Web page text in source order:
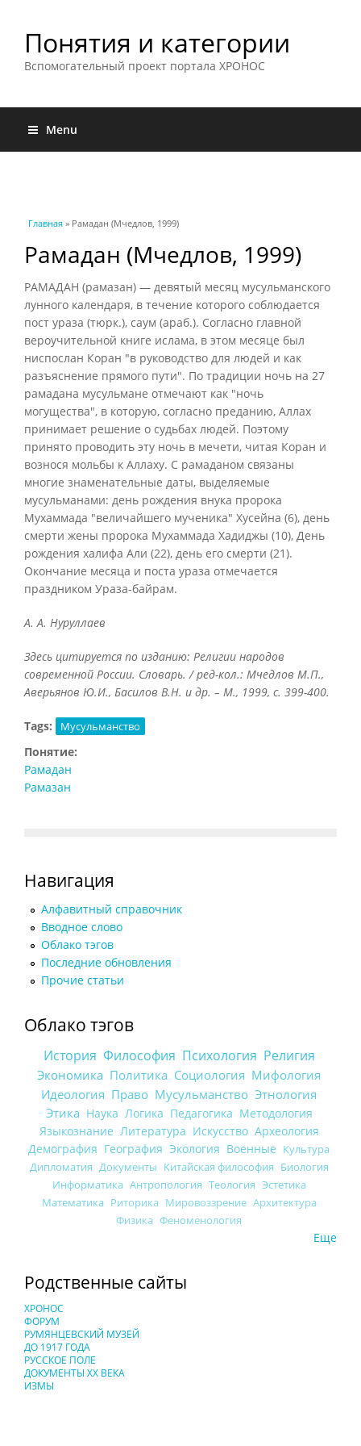
Понятия и категории
Вспомогательный проект портала ХРОНОС
Menu
Вы здесь
Главная » Рамадан (Мчедлов, 1999)
Рамадан (Мчедлов, 1999)
РАМАДАН (рамазан) — девятый месяц мусульманского
лунного календаря, в течение которого соблюдается
пост ураза (тюрк.), саум (араб.). Согласно главной
вероучительной книге ислама, в этом месяце был
ниспослан Коран "в руководство для людей и как
разъяснение прямого пути". По традиции ночь на 27
рамадана мусульмане отмечают как "ночь
могущества", в которую, согласно преданию, Аллах
принимает решение о судьбах людей. Поэтому
принято проводить эту ночь в мечети, читая Коран и
вознося мольбы к Аллаху. С рамаданом связаны
многие знаменательные даты, выделяемые
мусульманами: день рождения внука пророка
Мухаммада "величайшего мученика" Хусейна (6), день
смерти жены пророка Мухаммада Хадиджы (10), День
рождения халифа Али (22), день его смерти (21).
Окончание месяца и поста ураза отмечается
праздником Ураза-байрам.
А. А. Нуруллаев
Здесь цитируется по изданию: Религии народов
современной России. Словарь. / ред-кол.: Мчедлов М.П.,
Аверьянов Ю.И., Басилов В.Н. и др. – М., 1999, с. 399-400.
Tags: Мусульманство
Понятие:
Рамадан
Рамазан
Навигация
Алфавитный справочник
Вводное слово
Облако тэгов
Последние обновления
Прочие статьи
Облако тэгов
История Философия Психология Религия
Экономика Политика Социология Мифология
Идеология Право Мусульманство Этнология
Этика Наука Логика Педагогика Методология
Языкознание Литература Искусство Археология
Демография География Экология Военные Культура
Дипломатия Документы Китайская философия Биология
Информатика Антропология Теология Эстетика
Математика Риторика Мировоззрение Архитектура
Физика Феноменология
Еще
Родственные сайты
ХРОНОС
ФОРУМ
РУМЯНЦЕВСКИЙ МУЗЕЙ
ДО 1917 ГОДА
РУССКОЕ ПОЛЕ
ДОКУМЕНТЫ XX ВЕКА
ИЗМЫ